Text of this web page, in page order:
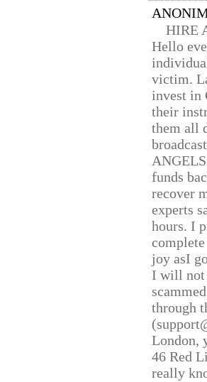
HIRE
Hello
victim.
invest in
their
them all
funds
recover
experts
hours. I
joy asI
I will not
through
London,
46 Red
really